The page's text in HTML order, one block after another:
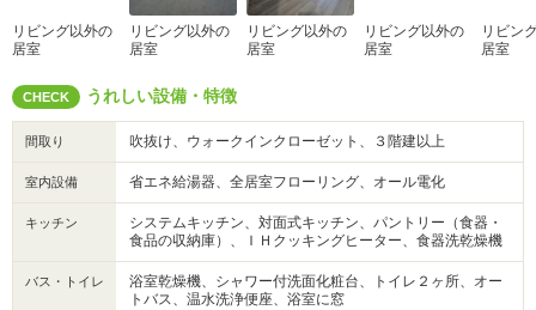
リビング以外の
居室
リビング以外の
居室
リビング以外の
居室
リビング以外の
居室
リビン
居室
CHECK うれしい設備・特徴
間取り 吹抜け、ウォークインクローゼット、３階建以上
室内設備 省エネ給湯器、全居室フローリング、オール電化
キッチン
システムキッチン、対面式キッチン、パントリー（食器・
食品の収納庫）、ＩＨクッキングヒーター、食器洗乾燥機
バス・トイレ
浴室乾燥機、シャワー付洗面化粧台、トイレ２ヶ所、オー
トバス、温水洗浄便座、浴室に窓